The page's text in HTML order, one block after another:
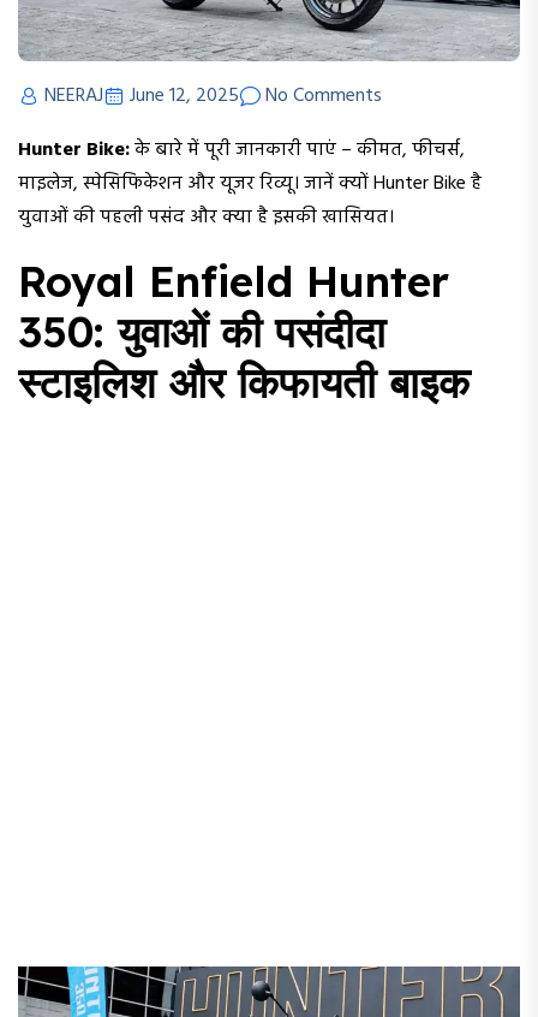
NEERAJ June 12, 2025
No Comments
Hunter Bike:के बारे में पूरी जानकारी पाएं – कीमत, फीचर्स,
माइलेज, स्पेसिफिकेशन और यूजर रिव्यू। जानें क्यों Hunter Bike है
युवाओं की पहली पसंद और क्या है इसकी खासियत।
Royal Enfield Hunter
350: युवाओं की पसंदीदा
स्टाइलिश और किफायती बाइक